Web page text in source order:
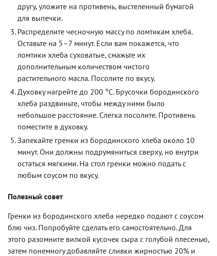
другу, уложите на противень, выстеленный бумагой
для выпечки.
Распределите чесночную массу по ломтикам хлеба.
Оставьте на 5–7 минут. Если вам покажется, что
ломтики хлеба суховатые, смажьте их
дополнительным количеством чистого
растительного масла. Посолите по вкусу.
Духовку нагрейте до 200 °C. Брусочки бородинского
хлеба раздвиньте, чтобы между ними было
небольшое расстояние. Слегка посолите. Противень
поместите в духовку.
Запекайте гренки из бородинского хлеба около 10
минут. Они должны подрумяниться сверху, но внутри
остаться мягкими. На стол гренки можно подать с
любым соусом по вкусу.
Полезный совет
Гренки из бородинского хлеба нередко подают с соусом
блю чиз. Попробуйте сделать его самостоятельно. Для
этого разомните вилкой кусочек сыра с голубой плесенью,
затем понемногу добавляйте сливки жирностью 20% и